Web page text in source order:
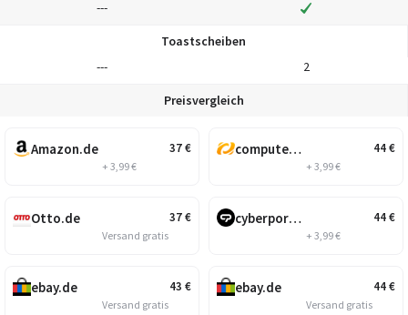
---
Toastscheiben
---
2
Preisvergleich
37€
Amazon.de
+ 3,99 €
37€
Otto.de
Versand gratis
43 €
ebay.de
Versand gratis
44€
computeruniverse.net
+ 3,99 €
44€
cyberport.de
+ 3,99 €
44€
ebay.de
Versand gratis